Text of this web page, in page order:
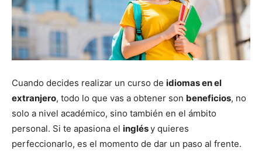
Cuando decides realizar un curso de idiomas en el
extranjero, todo lo que vas a obtener son beneficios, no
solo a nivel académico, sino también en el ámbito
personal. Si te apasiona el inglésy quieres
perfeccionarlo, es el momento de dar un paso al frente.